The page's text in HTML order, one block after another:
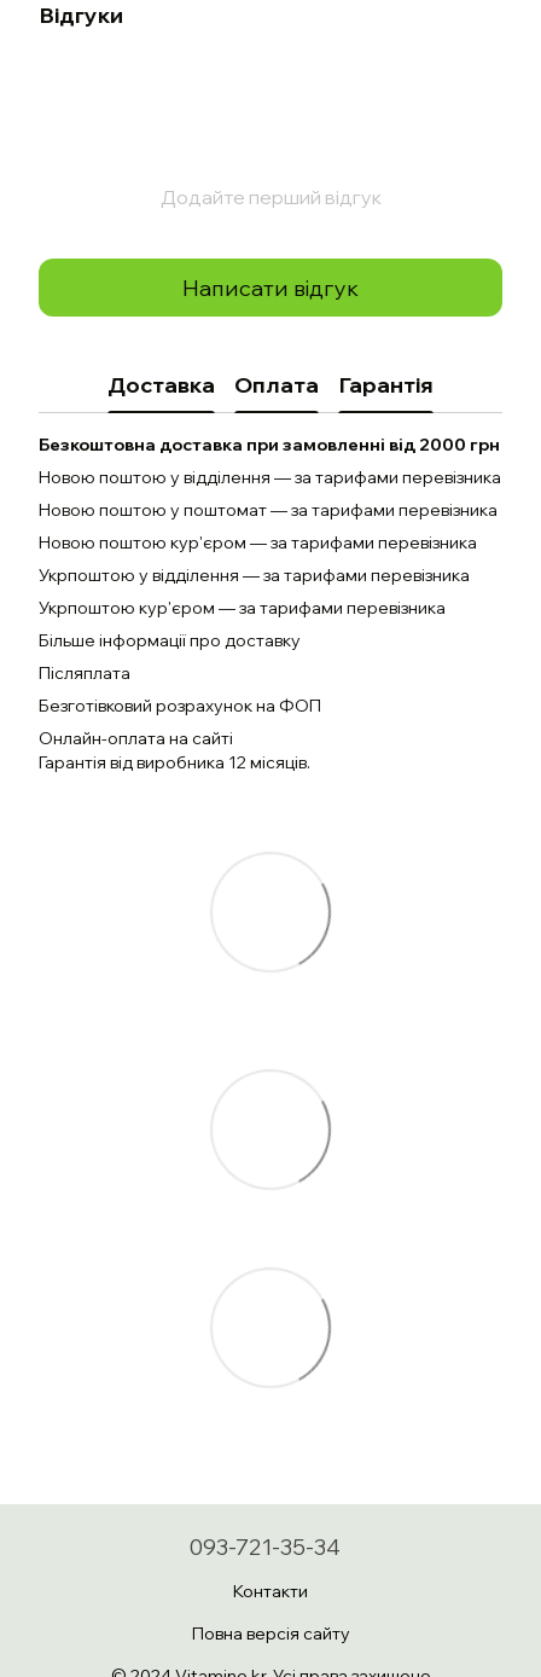
Відгуки
Додайте перший відгук
Написати відгук
Доставка Оплата Гарантія
Безкоштовна доставка при замовленні від 2000 грн
Новою поштою у відділення — за тарифами перевізника
Новою поштою у поштомат — за тарифами перевізника
Новою поштою кур'єром — за тарифами перевізника
Укрпоштою у відділення — за тарифами перевізника
Укрпоштою кур'єром — за тарифами перевізника
Більше інформації про доставку
Післяплата
Безготівковий розрахунок на ФОП
Онлайн-оплата на сайті
Гарантія від виробника 12 місяців.
093-721-35-34
Контакти
Повна версія сайту